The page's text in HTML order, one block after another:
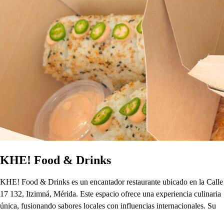
KHE! Food & Drinks
KHE! Food & Drinks es un encantador restaurante ubicado en la Calle
17 132, Itzimná, Mérida. Este espacio ofrece una experiencia culinaria
única, fusionando sabores locales con influencias internacionales. Su